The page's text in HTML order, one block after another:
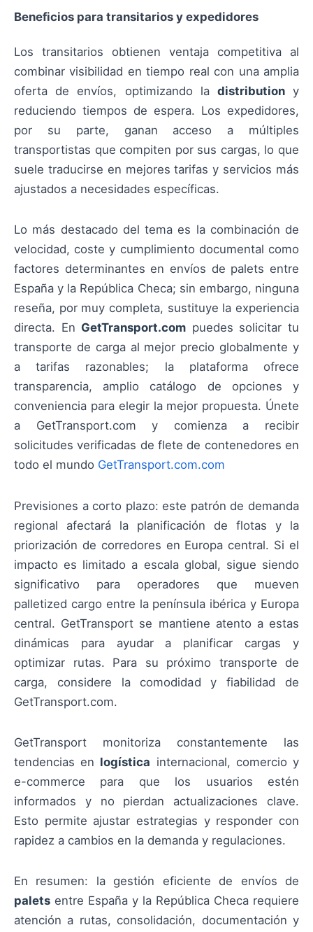
Beneficios para transitarios y expedidores
Los transitarios obtienen ventaja competitiva al
combinar visibilidad en tiempo real con una amplia
oferta de envíos, optimizando la distributiony
reduciendo tiempos de espera. Los expedidores,
por su parte, ganan acceso a múltiples
transportistas que compiten por sus cargas, lo que
suele traducirse en mejores tarifas y servicios más
ajustados a necesidades específicas.
Lo más destacado del tema es la combinación de
velocidad, coste y cumplimiento documental como
factores determinantes en envíos de palets entre
España y la República Checa; sin embargo, ninguna
reseña, por muy completa, sustituye la experiencia
directa. En GetTransport.com puedes solicitar tu
transporte de carga al mejor precio globalmente y
a tarifas razonables; la plataforma ofrece
transparencia, amplio catálogo de opciones y
conveniencia para elegir la mejor propuesta. Únete
a GetTransport.com y comienza a recibir
solicitudes verificadas de flete de contenedores en
todo el mundo GetTransport.com.com
Previsiones a corto plazo: este patrón de demanda
regional afectará la planificación de flotas y la
priorización de corredores en Europa central. Si el
impacto es limitado a escala global, sigue siendo
significativo para operadores que mueven
palletized cargo entre la península ibérica y Europa
central. GetTransport se mantiene atento a estas
dinámicas para ayudar a planificar cargas y
optimizar rutas. Para su próximo transporte de
carga, considere la comodidad y fiabilidad de
GetTransport.com.
GetTransport monitoriza constantemente las
tendencias en logística internacional, comercio y
e-commerce para que los usuarios estén
informados y no pierdan actualizaciones clave.
Esto permite ajustar estrategias y responder con
rapidez a cambios en la demanda y regulaciones.
En resumen: la gestión eficiente de envíos de
palets entre España y la República Checa requiere
atención a rutas, consolidación, documentación y